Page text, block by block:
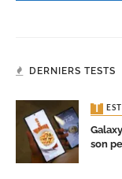
DERNIERS TESTS
son